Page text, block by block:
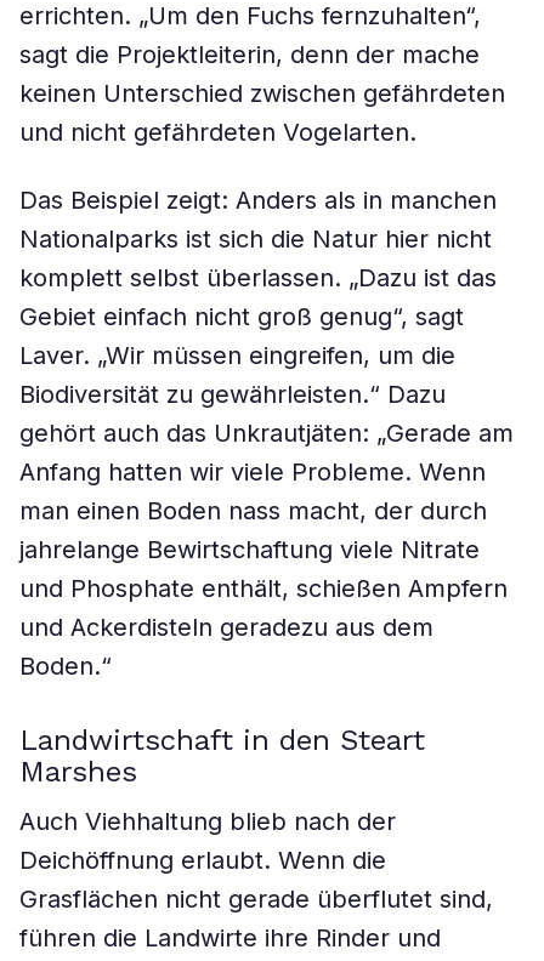
errichten. „Um den Fuchs fernzuhalten“,
sagt die Projektleiterin, denn der mache
keinen Unterschied zwischen gefährdeten
und nicht gefährdeten Vogelarten.
Das Beispiel zeigt: Anders als in manchen
Nationalparks ist sich die Natur hier nicht
komplett selbst überlassen. „Dazu ist das
Gebiet einfach nicht groß genug“, sagt
Laver. „Wir müssen eingreifen, um die
Biodiversität zu gewährleisten.“ Dazu
gehört auch das Unkrautjäten: „Gerade am
Anfang hatten wir viele Probleme. Wenn
man einen Boden nass macht, der durch
jahrelange Bewirtschaftung viele Nitrate
und Phosphate enthält, schießen Ampfern
und Ackerdisteln geradezu aus dem
Boden.“
Landwirtschaft in den Steart
Marshes
Auch Viehhaltung blieb nach der
Deichöffnung erlaubt. Wenn die
Grasflächen nicht gerade überflutet sind,
führen die Landwirte ihre Rinder und